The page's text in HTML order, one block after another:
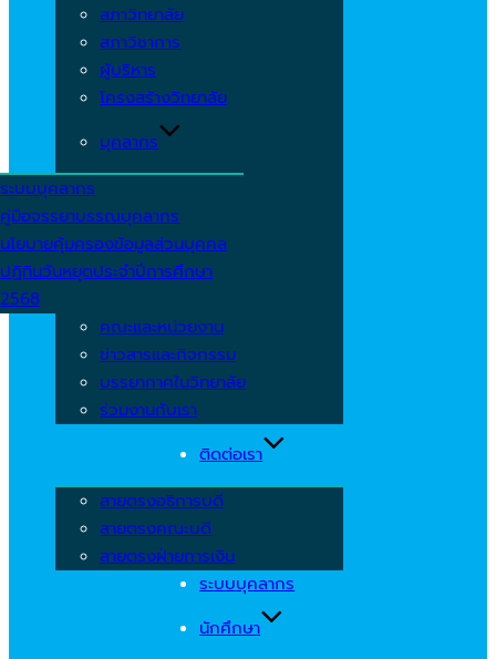
สภาวิทยาลัย
สภาวิชาการ
ผู้บริหาร
โครงสร้างวิทยาลัย
บุคลากร
ระบบบุคลากร
คู่มือจรรยาบรรณบุคลากร
นโยบายคุ้มครองข้อมูลส่วนบุคคล
ปฏิทินวันหยุดประจำปีการศึกษา
2568
คณะและหน่วยงาน
ข่าวสารและกิจกรรม
บรรยากาศในวิทยาลัย
ร่วมงานกับเรา
ติดต่อเรา
สายตรงอธิการบดี
สายตรงคณะบดี
สายตรงฝ่ายการเงิน
ระบบบุคลากร
นักศึกษา